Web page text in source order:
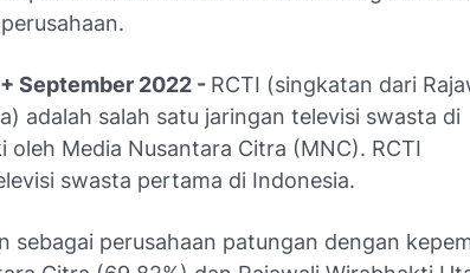
September 2022 - RCTI (singkatan dari
adalah salah satu jaringan televisi swasta di
oleh Media Nusantara Citra (MNC). RCTI
swasta pertama di Indonesia.
sebagai perusahaan patungan dengan